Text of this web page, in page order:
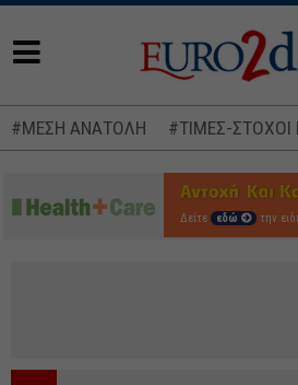
#ΜΕΣΗ ΑΝΑΤΟΛΗ #ΤΙΜΕΣ-
Δείτε εδώ την